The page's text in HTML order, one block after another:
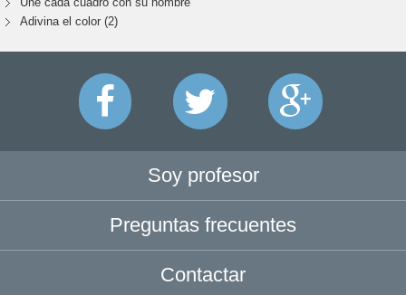
Adivina el color (2)
Soy profesor
Preguntas frecuentes
Contactar